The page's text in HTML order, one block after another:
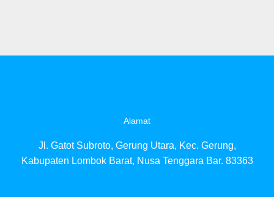
Alamat
Jl. Gatot Subroto, Gerung Utara, Kec. Gerung,
Kabupaten Lombok Barat, Nusa Tenggara Bar. 83363